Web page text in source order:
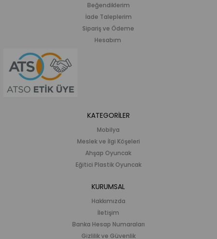
Beğendiklerim
İade Taleplerim
Sipariş ve Ödeme
Hesabım
KATEGORİLER
Mobilya
Meslek ve İlgi Köşeleri
Ahşap Oyuncak
Eğitici Plastik Oyuncak
KURUMSAL
Hakkımızda
İletişim
Banka Hesap Numaraları
Gizlilik ve Güvenlik